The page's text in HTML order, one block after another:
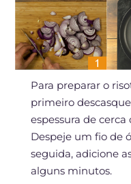
Para preparar o
primeiro
espessura de
Despeje um fio de
seguida, adicione
alguns minutos.